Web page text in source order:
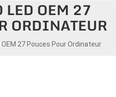
LED OEM 27
ORDINATEUR
OEM 27 Pouces Pour Ordinateur